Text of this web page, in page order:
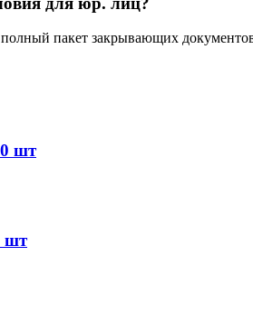
пакет закрывающих
шт
шт